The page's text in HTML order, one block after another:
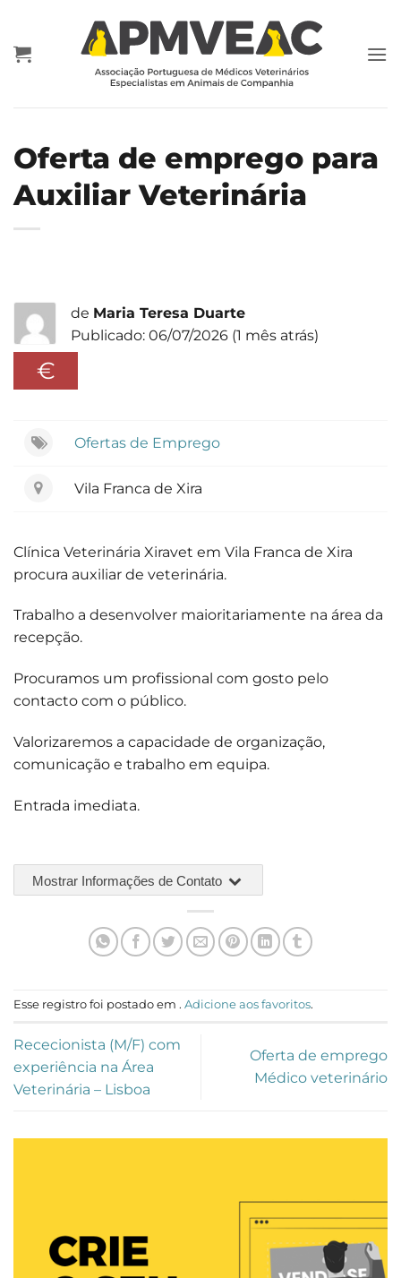
content
Oferta de emprego para
Auxiliar Veterinária
de Maria Teresa Duarte
Publicado: 06/07/2026 (1 mês atrás)
€
Ofertas de Emprego
Vila Franca de Xira
Clínica Veterinária Xiravet em Vila Franca de Xira
procura auxiliar de veterinária.
Trabalho a desenvolver maioritariamente na área da
recepção.
Procuramos um profissional com gosto pelo
contacto com o público.
Valorizaremos a capacidade de organização,
comunicação e trabalho em equipa.
Entrada imediata.
Mostrar Informações de Contato
Esse registro foi postado em . Adicione aos favoritos.
Rececionista (M/F) com
experiência na Área
Veterinária – Lisboa
Oferta de emprego
Médico veterinário